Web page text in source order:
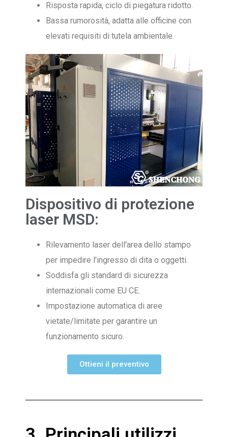
Risposta rapida, ciclo di piegatura ridotto.
Bassa rumorosità, adatta alle officine con
elevati requisiti di tutela ambientale.
Dispositivo di protezione
laser MSD:
Rilevamento laser dell'area dello stampo
per impedire l'ingresso di dita o oggetti.
Soddisfa gli standard di sicurezza
internazionali come EU CE.
Impostazione automatica di aree
vietate/limitate per garantire un
funzionamento sicuro.
Ottieni il preventivo